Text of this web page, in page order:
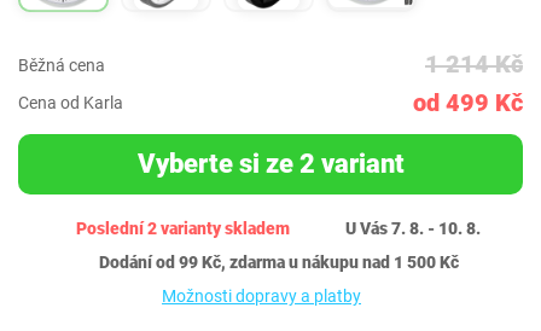
Běžná cena 1 214 Kč
Cena od Karla od 499 Kč
Vyberte si ze 2 variant
Poslední 2 varianty skladem
U Vás 7. 8. - 10. 8.
Dodání od 99 Kč, zdarma u nákupu nad 1 500 Kč
Možnosti dopravy a platby